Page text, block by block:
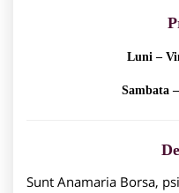
Luni –
Sambata
Sunt Anamaria Borsa,